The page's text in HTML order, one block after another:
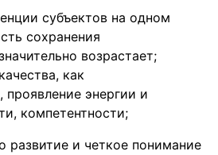
субъектов на одном
сохранения
возрастает;
как
проявление энергии и
компетентности;
развитие и четкое понимание